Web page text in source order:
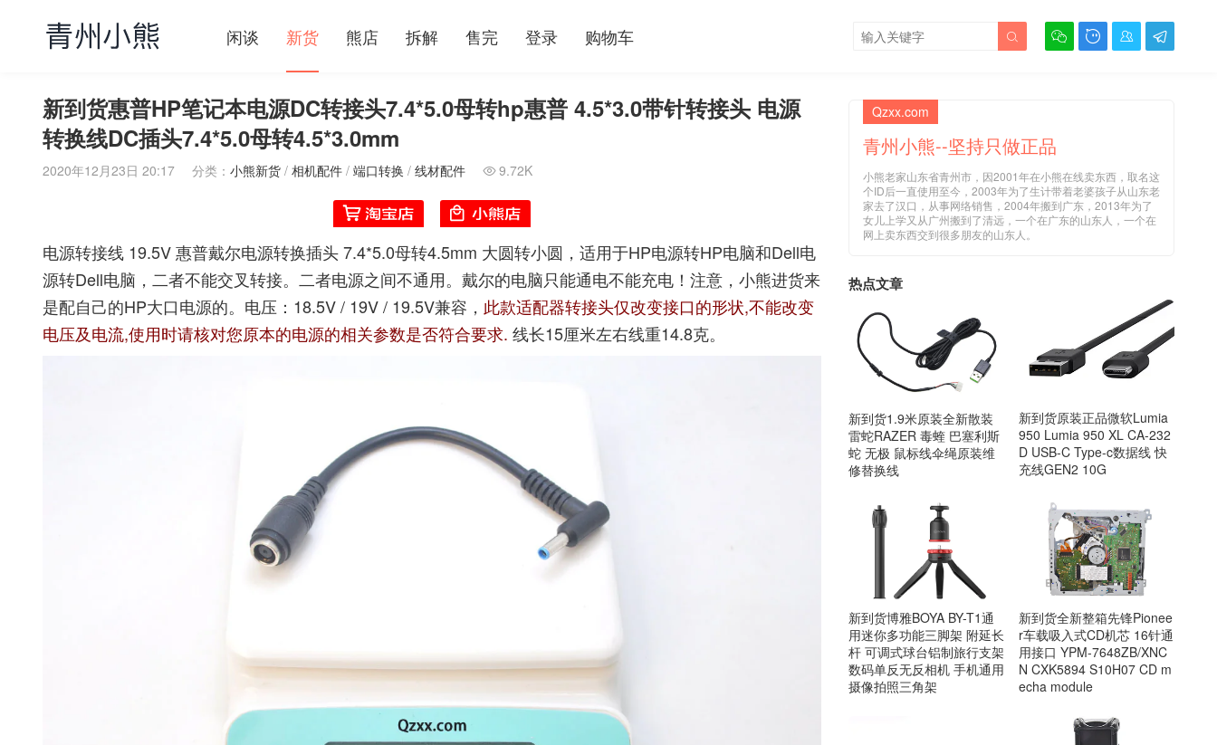
闲谈 新货 熊店 拆解 售完 登录 购物车    

新到货惠普HP笔记本电源DC转接头7.4*5.0母转hp惠普 4.5*3.0带针转接头 电源
转换线DC插头7.4*5.0母转4.5*3.0mm
2020年12月23日 20:17 分类： 小熊新货 / 相机配件 / 端口转换 / 线材配件  9.72K
电源转接线 19.5V 惠普戴尔电源转换插头 7.4*5.0母转4.5mm 大圆转小圆，适用于HP电源转HP电脑和Dell电
源转Dell电脑，二者不能交叉转接。二者电源之间不通用。戴尔的电脑只能通电不能充电！注意，小熊进货来
是配自己的HP大口电源的。电压：18.5V / 19V / 19.5V兼容， 此款适配器转接头仅改变接口的形状,不能改变
电压及电流,使用时请核对您原本的电源的相关参数是否符合要求. 线长15厘米左右线重14.8克。
Qzxx.com
青州小熊--坚持只做正品
小熊老家山东省青州市，因2001年在小熊在线卖东西，取名这
个ID后一直使用至今，2003年为了生计带着老婆孩子从山东老
家去了汉口，从事网络销售，2004年搬到广东，2013年为了
女儿上学又从广州搬到了清远，一个在广东的山东人，一个在
网上卖东西交到很多朋友的山东人。
热点文章
新到货1.9米原装全新散装
雷蛇RAZER 毒蝰 巴塞利斯
蛇 无极 鼠标线伞绳原装维
修替换线
新到货原装正品微软Lumia
950 Lumia 950 XL CA-232
D USB-C Type-c数据线 快
充线GEN2 10G
新到货博雅BOYA BY-T1通
用迷你多功能三脚架 附延长
杆 可调式球台铝制旅行支架
数码单反无反相机 手机通用
摄像拍照三角架
新到货全新整箱先锋Pionee
r车载吸入式CD机芯 16针通
用接口 YPM-7648ZB/XNC
N CXK5894 S10H07 CD m
echa module